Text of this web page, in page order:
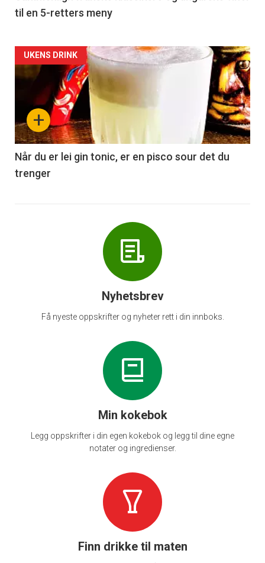
til en 5-retters meny
Forsiden
akkurat
nå
-
6
+
UKENS DRINK
Når du er lei gin tonic, er en pisco sour det du
trenger
Nyhetsbrev
Få nyeste oppskrifter og nyheter rett i din innboks.
Min kokebok
Legg oppskrifter i din egen kokebok og legg til dine egne
notater og ingredienser.
Finn drikke til maten